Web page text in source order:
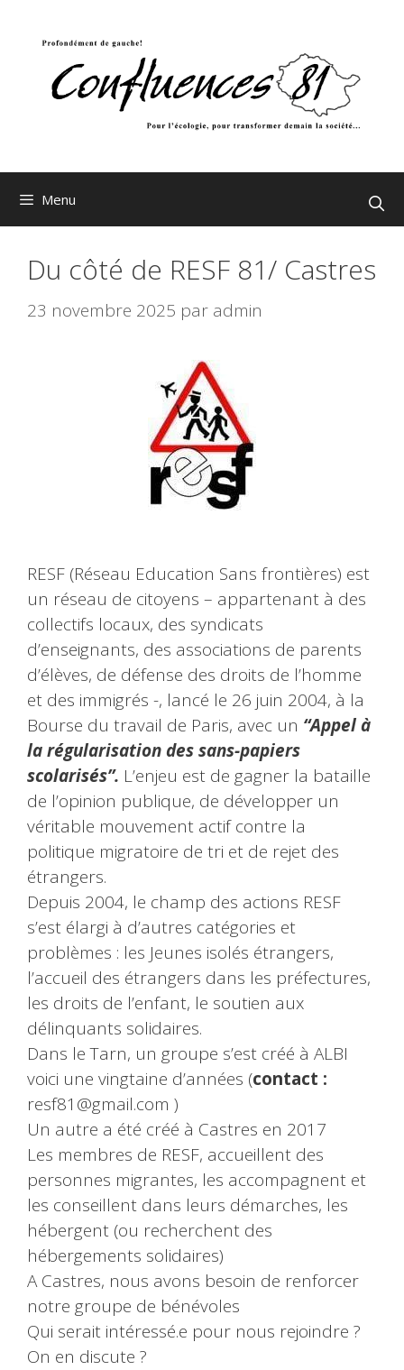
Menu
Du côté de RESF 81/ Castres
23 novembre 2025 par admin
RESF (Réseau Education Sans frontières) est
un réseau de citoyens – appartenant à des
collectifs locaux, des syndicats
d’enseignants, des associations de parents
d’élèves, de défense des droits de l’homme
et des immigrés -, lancé le 26 juin 2004, à la
Bourse du travail de Paris, avec un “Appel à
la régularisation des sans-papiers
scolarisés”. L’enjeu est de gagner la bataille
de l’opinion publique, de développer un
véritable mouvement actif contre la
politique migratoire de tri et de rejet des
étrangers.
Depuis 2004, le champ des actions RESF
s’est élargi à d’autres catégories et
problèmes : les Jeunes isolés étrangers,
l’accueil des étrangers dans les préfectures,
les droits de l’enfant, le soutien aux
délinquants solidaires.
Dans le Tarn, un groupe s’est créé à ALBI
voici une vingtaine d’années (contact :
resf81@gmail.com )
Un autre a été créé à Castres en 2017
Les membres de RESF, accueillent des
personnes migrantes, les accompagnent et
les conseillent dans leurs démarches, les
hébergent (ou recherchent des
hébergements solidaires)
A Castres, nous avons besoin de renforcer
notre groupe de bénévoles
Qui serait intéressé.e pour nous rejoindre ?
On en discute ?